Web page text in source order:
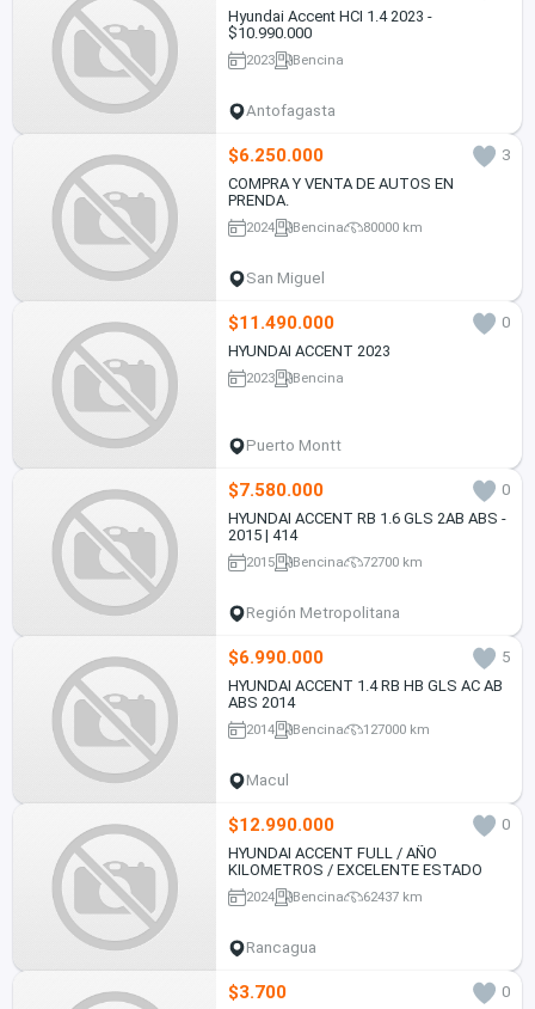
Hyundai Accent HCI 1.4 2023 -
$10.990.000
2023 Bencina
Antofagasta
$6.250.000
3
COMPRA Y VENTA DE AUTOS EN
PRENDA.
2024 Bencina 80000 km
San Miguel
$11.490.000
0
HYUNDAI ACCENT 2023
2023 Bencina
Puerto Montt
$7.580.000
0
HYUNDAI ACCENT RB 1.6 GLS 2AB ABS -
2015 | 414
2015 Bencina 72700 km
Región Metropolitana
$6.990.000
5
HYUNDAI ACCENT 1.4 RB HB GLS AC AB
ABS 2014
2014 Bencina 127000 km
Macul
$12.990.000
0
HYUNDAI ACCENT FULL / AÑO
KILOMETROS / EXCELENTE ESTADO
2024 Bencina 62437 km
Rancagua
$3.700 0